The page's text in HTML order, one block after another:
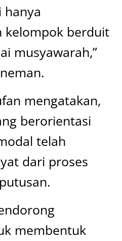
hanya
kelompok berduit
musyawarah,”
mengatakan,
berorientasi
telah
dari proses
membentuk